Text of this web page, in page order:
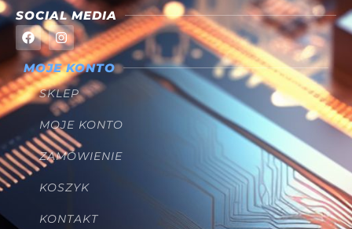
SOCIAL MEDIA
MOJE KONTO
SKLEP
MOJE KONTO
ZAMÓWIENIE
KOSZYK
KONTAKT